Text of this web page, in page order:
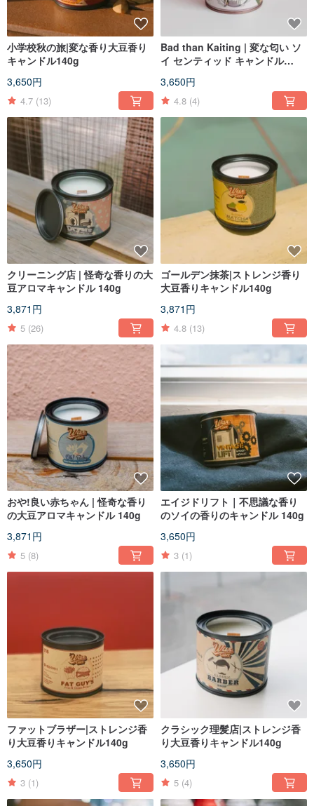
小学校秋の旅|変な香り大豆香り
キャンドル140g
3,650円
4.7 (13)
Bad than Kaiting | 変な匂い ソ
イ センティッド キャンドル
3,650円
4.8 (4)
クリーニング店 | 怪奇な香りの大
豆アロマキャンドル 140g
3,871円
5 (26)
ゴールデン抹茶|ストレンジ香り
大豆香りキャンドル140g
3,871円
4.8 (13)
おや!良い赤ちゃん | 怪奇な香り
の大豆アロマキャンドル 140g
3,871円
5 (8)
エイジドリフト｜不思議な香り
のソイの香りのキャンドル 140g
3,650円
3 (1)
ファットブラザー|ストレンジ香
り大豆香りキャンドル140g
3,650円
3 (1)
クラシック理髪店|ストレンジ香
り大豆香りキャンドル140g
3,650円
5 (4)